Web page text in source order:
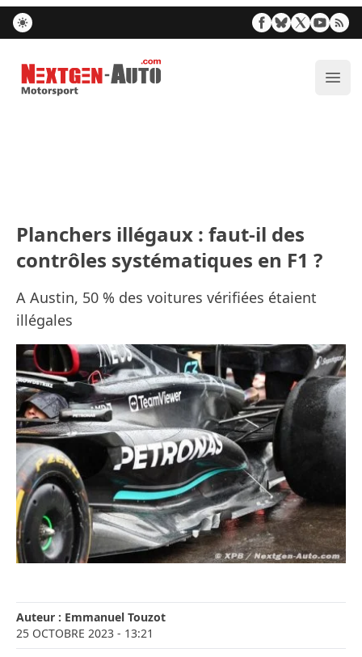
Nextgen-Auto.com
Planchers illégaux : faut-il des
contrôles systématiques en F1 ?
A Austin, 50 % des voitures vérifiées étaient
illégales
Auteur : Emmanuel Touzot
25 OCTOBRE 2023 - 13:21